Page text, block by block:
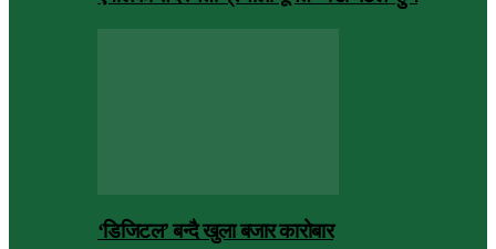
‘डिजिटल’ बन्दै खुला बजार कारोबार